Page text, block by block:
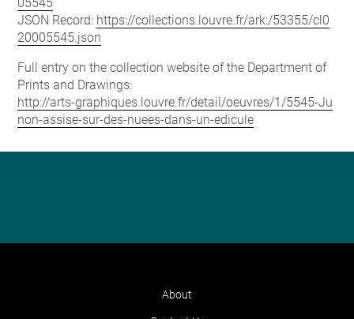
JSON Record: https://collections.louvre.fr/ark:/53355/cl0
20005545.json
Full entry on the collection website of the Department of
Prints and Drawings:
http://arts-graphiques.louvre.fr/detail/oeuvres/1/5545-Ju
non-assise-sur-des-nuees-dans-un-edicule
About